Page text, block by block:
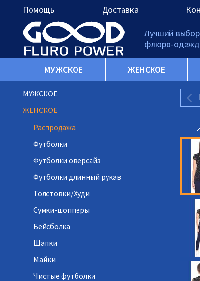
Помощь Доставка
Лучший выбор
флюро-
МУЖСКОЕ ЖЕНСКОЕ
МУЖСКОЕ
ЖЕНСКОЕ
Распродажа
Футболки
Футболки оверсайз
Футболки длинный рукав
Толстовки/Худи
Сумки-шопперы
Бейсболка
Шапки
Майки
Чистые футболки